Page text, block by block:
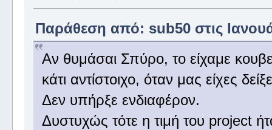
Παράθεση από: sub50 στις
Αν θυμάσαι Σπύρο, το είχαμε
κάτι αντίστοιχο, όταν μας είχες
Δεν υπήρξε ενδιαφέρον.
Δυστυχώς τότε η τιμή του project